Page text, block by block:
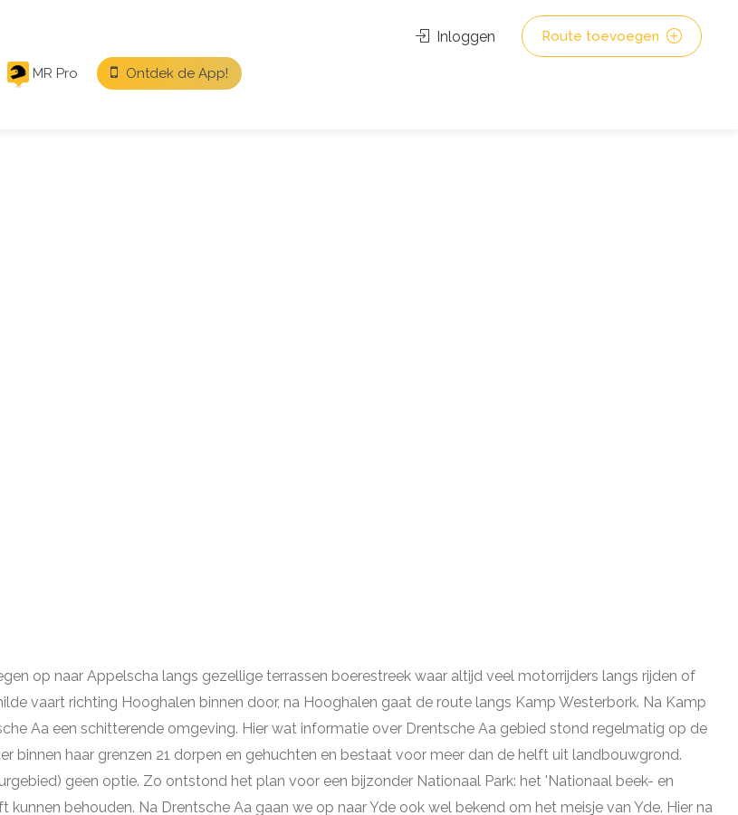
MR Pro
Ontdek de App!
Inloggen Route toevoegen
op naar Appelscha langs gezellige terrassen boerestreek waar altijd veel motorrijders langs rijden of
vaart richting Hooghalen binnen door, na Hooghalen gaat de route langs Kamp Westerbork. Na Kamp
Aa een schitterende omgeving. Hier wat informatie over Drentsche Aa gebied stond regelmatig op de
binnen haar grenzen 21 dorpen en gehuchten en bestaat voor meer dan de helft uit landbouwgrond.
geen optie. Zo ontstond het plan voor een bijzonder Nationaal Park: het 'Nationaal beek- en
behouden. Na Drentsche Aa gaan we op naar Yde ook wel bekend om het meisje van Yde. Hier na